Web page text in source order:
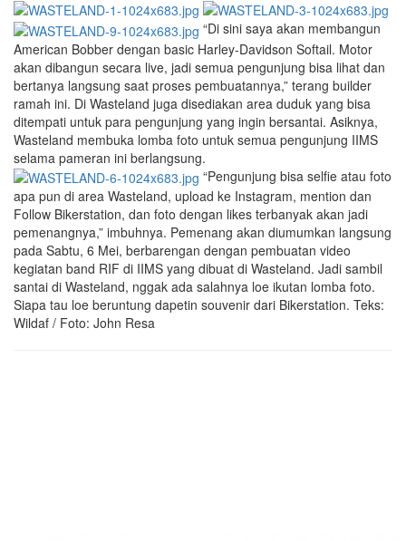
“Di sini saya akan membangun
American Bobber dengan basic Harley-Davidson Softail. Motor
akan dibangun secara live, jadi semua pengunjung bisa lihat dan
bertanya langsung saat proses pembuatannya,” terang builder
ramah ini. Di Wasteland juga disediakan area duduk yang bisa
ditempati untuk para pengunjung yang ingin bersantai. Asiknya,
Wasteland membuka lomba foto untuk semua pengunjung IIMS
selama pameran ini berlangsung.
“Pengunjung bisa selfie atau foto
apa pun di area Wasteland, upload ke Instagram, mention dan
Follow Bikerstation, dan foto dengan likes terbanyak akan jadi
pemenangnya,” imbuhnya. Pemenang akan diumumkan langsung
pada Sabtu, 6 Mei, berbarengan dengan pembuatan video
kegiatan band RIF di IIMS yang dibuat di Wasteland. Jadi sambil
santai di Wasteland, nggak ada salahnya loe ikutan lomba foto.
Siapa tau loe beruntung dapetin souvenir dari Bikerstation. Teks:
Wildaf / Foto: John Resa